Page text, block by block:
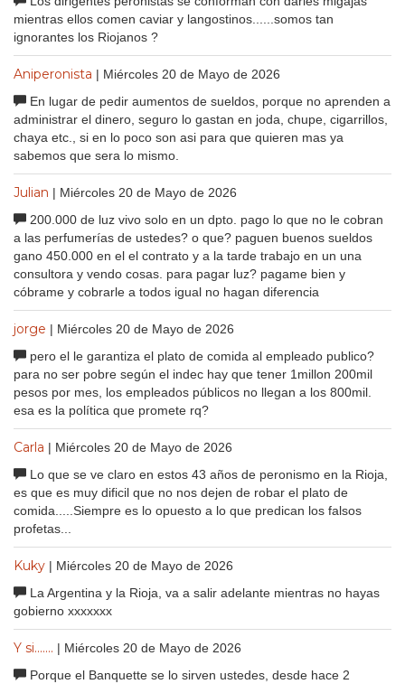
mientras ellos comen caviar y langostinos......somos tan
ignorantes los Riojanos ?
Aniperonista | Miércoles 20 de Mayo de 2026
En lugar de pedir aumentos de sueldos, porque no aprenden a
administrar el dinero, seguro lo gastan en joda, chupe, cigarrillos,
chaya etc., si en lo poco son asi para que quieren mas ya
sabemos que sera lo mismo.
Julian | Miércoles 20 de Mayo de 2026
200.000 de luz vivo solo en un dpto. pago lo que no le cobran
a las perfumerías de ustedes? o que? paguen buenos sueldos
gano 450.000 en el el contrato y a la tarde trabajo en un una
consultora y vendo cosas. para pagar luz? pagame bien y
cóbrame y cobrarle a todos igual no hagan diferencia
jorge | Miércoles 20 de Mayo de 2026
pero el le garantiza el plato de comida al empleado publico?
para no ser pobre según el indec hay que tener 1millon 200mil
pesos por mes, los empleados públicos no llegan a los 800mil.
esa es la política que promete rq?
Carla | Miércoles 20 de Mayo de 2026
Lo que se ve claro en estos 43 años de peronismo en la Rioja,
es que es muy dificil que no nos dejen de robar el plato de
comida.....Siempre es lo opuesto a lo que predican los falsos
profetas...
Kuky | Miércoles 20 de Mayo de 2026
La Argentina y la Rioja, va a salir adelante mientras no hayas
gobierno xxxxxxx
Y si....... | Miércoles 20 de Mayo de 2026
Porque el Banquette se lo sirven ustedes, desde hace 2